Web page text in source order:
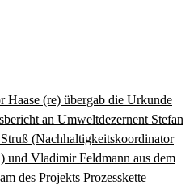
Haase (re) übergab die Urkunde
an Umweltdezernent Stefan
(Nachhaltigkeitskoordinator
und Vladimir Feldmann aus dem
des Projekts Prozesskette